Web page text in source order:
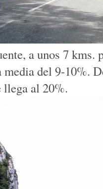
a unos 7 kms.
del 9-10%.
llega al 20%.